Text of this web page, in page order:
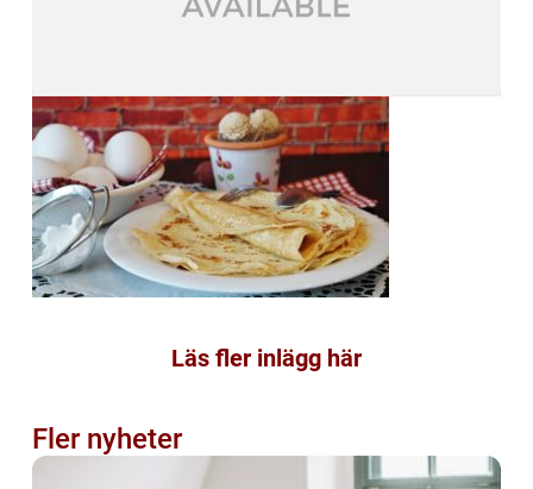
Läs fler inlägg här
Fler nyheter